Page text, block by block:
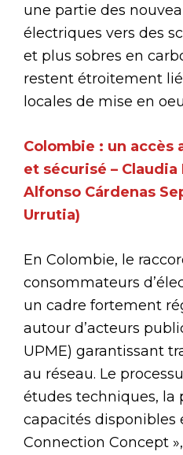
une partie des
électriques vers des
et plus sobres en
restent étroitement
locales de mise en
Colombie : un accès
et sécurisé –
Alfonso Cárdenas
Urrutia)
En Colombie, le
consommateurs
un cadre fortement
autour d’acteurs
UPME) garantissant
au réseau. Le
études techniques, la
capacités disponibles
Connection Concept